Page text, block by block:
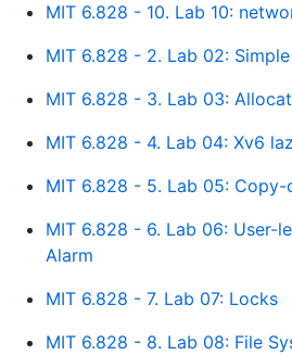
MIT 6.828 - 10. Lab 10:
MIT 6.828 - 2. Lab 02:
MIT 6.828 - 3. Lab 03:
MIT 6.828 - 4. Lab 04: Xv6
MIT 6.828 - 5. Lab 05:
MIT 6.828 - 6. Lab 06: User-
Alarm
MIT 6.828 - 7. Lab 07: Locks
MIT 6.828 - 8. Lab 08: File